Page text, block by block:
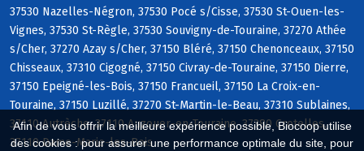
Afin de vous offrir la meilleure expérience possible, Biocoop utilise
des cookies : pour assurer une performance optimale du site, pour
37530 Nazelles-Négron, 37530 Pocé s/Cisse, 37530 St-Ouen-les-
Vignes, 37530 St-Règle, 37530 Souvigny-de-Touraine, 37270 Athée
s/Cher, 37270 Azay s/Cher, 37150 Bléré, 37150 Chenonceaux, 37150
Chisseaux, 37310 Cigogné, 37150 Civray-de-Touraine, 37150 Dierre,
37150 Epeigné-les-Bois, 37150 Francueil, 37150 La Croix-en-
Touraine, 37150 Luzillé, 37270 St-Martin-le-Beau, 37310 Sublaines,
37110 Autrèche, 37110 Auzouer-en-Touraine, 37380 Crotelles,
37110 Dame-Marie-les-Bois